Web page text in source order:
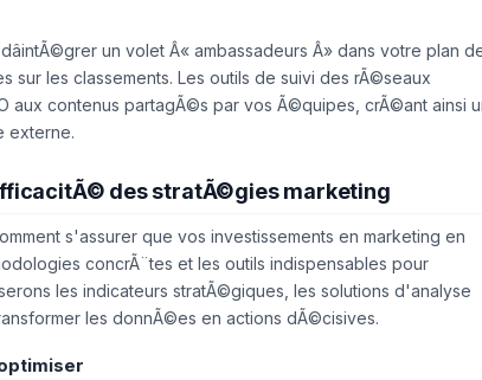
par les employÃ©s gÃ©nÃ¨rent 56 % de vues en
un volet Â« ambassadeurs Â» dans votre plan de
sur les classements. Les outils de suivi des rÃ©seaux
aux contenus partagÃ©s par vos Ã©quipes, crÃ©ant ainsi un
des stratÃ©gies marketing
s'assurer que vos investissements en marketing en
concrÃ¨tes et les outils indispensables pour
les indicateurs stratÃ©giques, les solutions d'analyse